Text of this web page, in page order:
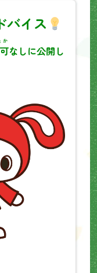
バイス
か
なしに公開し